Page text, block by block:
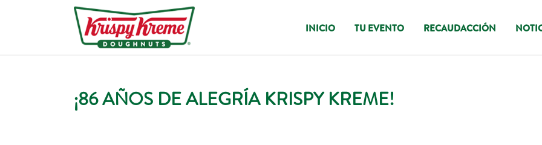
INICIO TU EVENTO RECAUDACCIÓN
¡86 AÑOS DE ALEGRÍA KRISPY KREME!